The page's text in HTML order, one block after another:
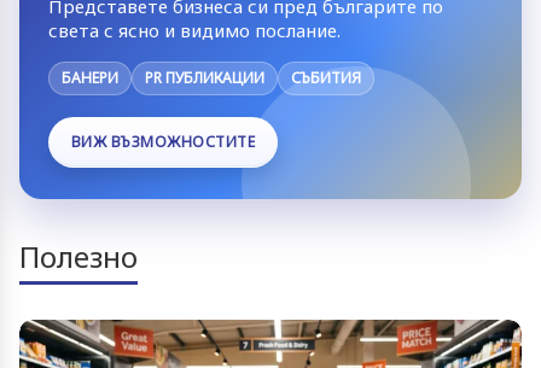
Представете бизнеса си пред българите по
света с ясно и видимо послание.
БАНЕРИ PR ПУБЛИКАЦИИ СЪБИТИЯ
ВИЖ ВЪЗМОЖНОСТИТЕ
Полезно